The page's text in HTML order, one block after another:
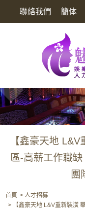
薪資煩惱！加入孫華團隊擁
聯絡我們 簡体
【鑫豪天地
區-高薪工作職
團
首頁
人才招募
【鑫豪天地 L&V重新裝潢